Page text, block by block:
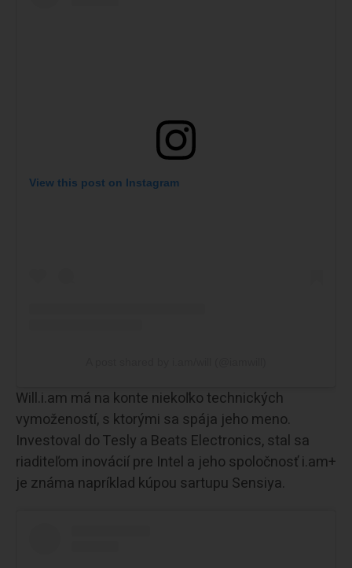
View this post on Instagram
Will.i.am má na konte niekoľko technických
vymožeností, s ktorými sa spája jeho meno.
Investoval do Tesly a Beats Electronics, stal sa
riaditeľom inovácií pre Intel a jeho spoločnosť i.am+
je známa napríklad kúpou sartupu Sensiya.